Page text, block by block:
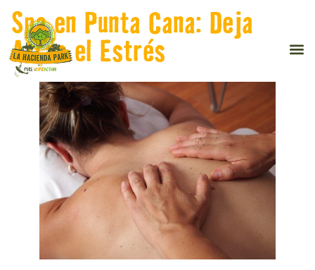
Spa en Punta Cana: Deja
Atrás el Estrés